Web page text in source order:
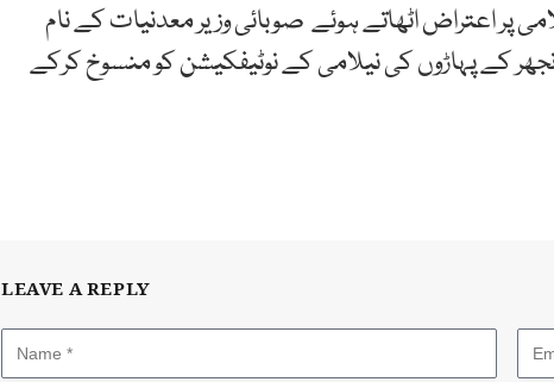
پر اعتراض اٹھاتے ہوئے صوبائی وزیر معدنیات کے نام
کے پہاڑوں کی نیلامی کے نوٹیفکیشن کو منسوخ کرکے
LEAVE A REPLY